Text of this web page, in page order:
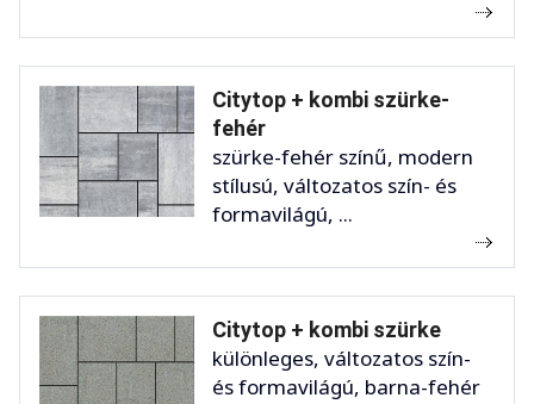
Citytop + kombi szürke-
fehér
szürke-fehér színű, modern
stílusú, változatos szín- és
formavilágú, ...
Citytop + kombi szürke
különleges, változatos szín-
és formavilágú, barna-fehér